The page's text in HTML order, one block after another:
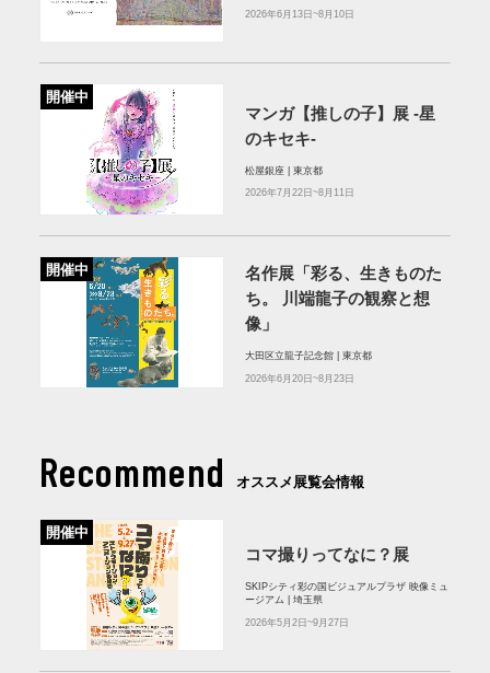
2026年6月13日~8月10日
開催中
マンガ【推しの子】展 -星
のキセキ-
松屋銀座 | 東京都
2026年7月22日~8月11日
開催中
名作展「彩る、生きものた
ち。 川端龍子の観察と想
像」
大田区立龍子記念館 | 東京都
2026年6月20日~8月23日
Recommend オススメ展覧会情報
開催中
コマ撮りってなに？展
SKIPシティ彩の国ビジュアルプラザ 映像ミュ
ージアム | 埼玉県
2026年5月2日~9月27日